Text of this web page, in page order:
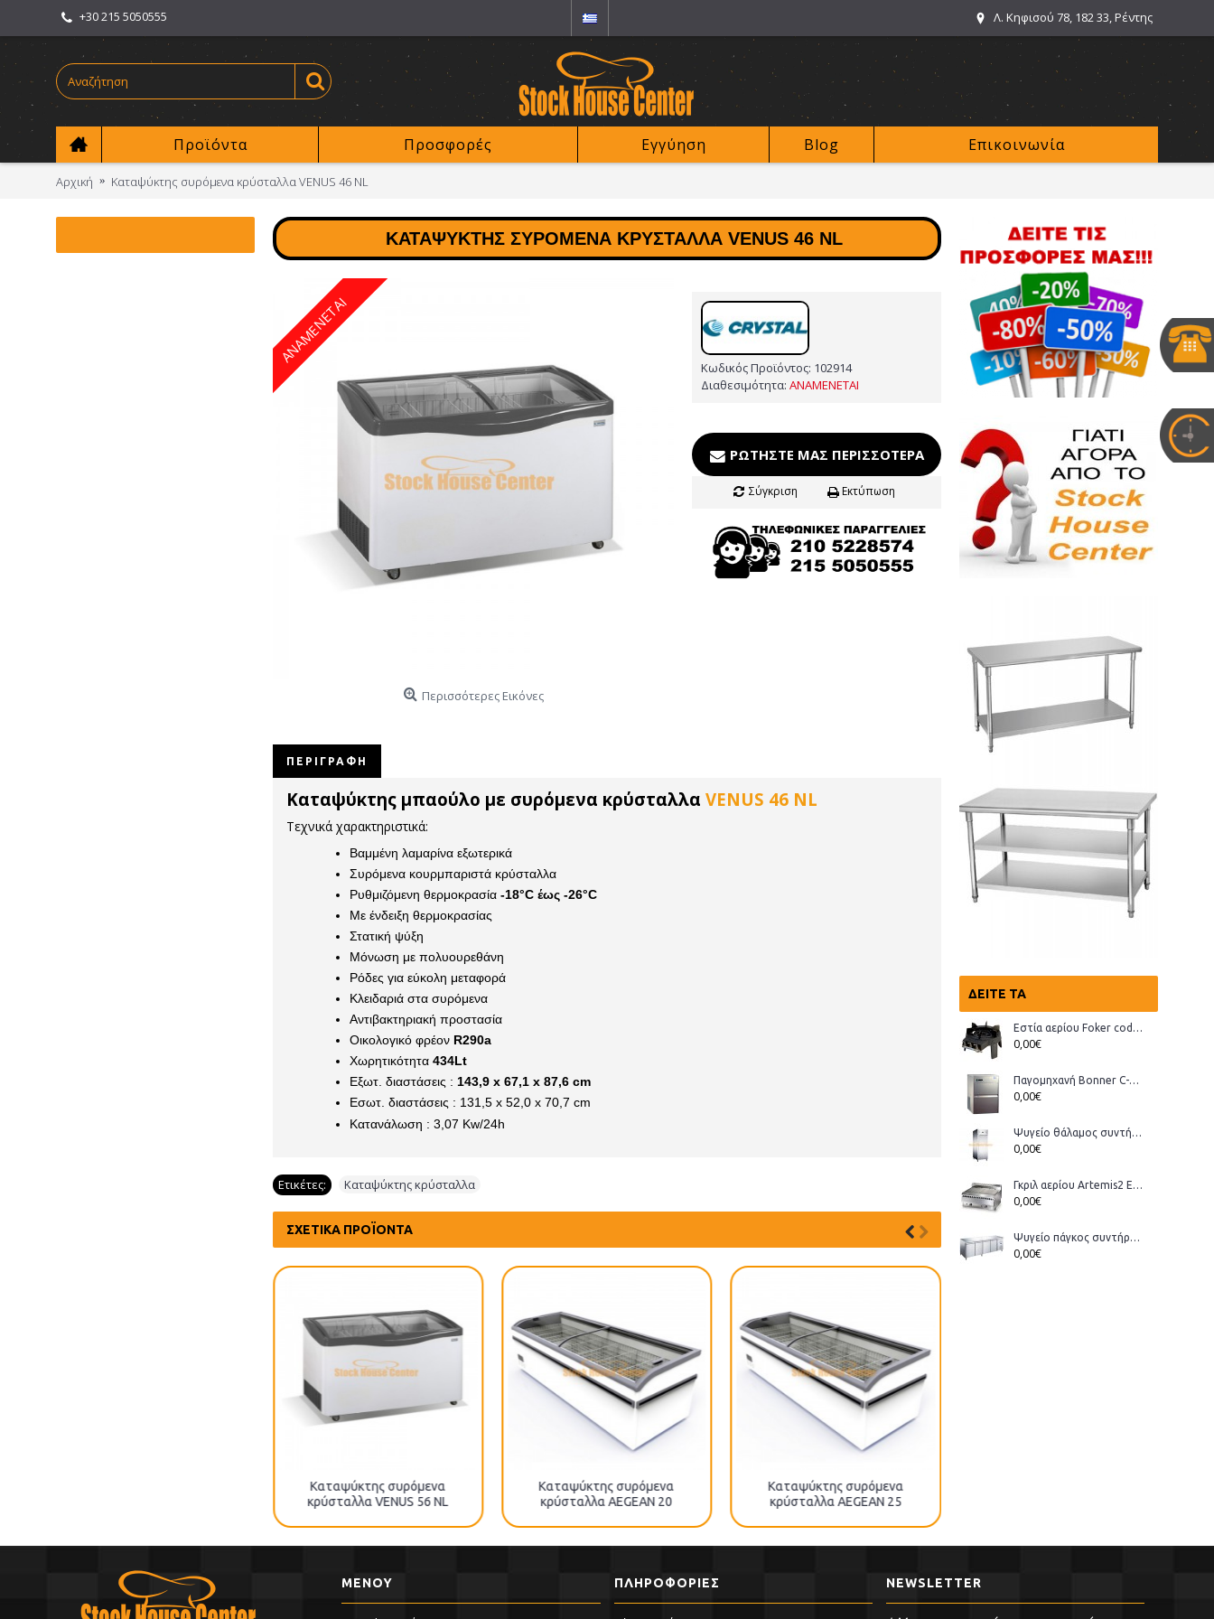
+30 215 5050555 Λ. Κηφισού 78, 182 33, Ρέντης
Προϊόντα Προσφορές Εγγύηση Blog Επικοινωνία
Αρχική Καταψύκτης συρόμενα κρύσταλλα VENUS 46 NL
ΔΕΊΤΕ ΤΑ
Εστία αερίου Foker cod.03200 Wok
0,00€
Παγομηχανή Bonner C-70, Ανάδευσης (παγάκι με τρύπα)
0,00€
Ψυγείο θάλαμος συντήρηση Bonner GMT-70
0,00€
Γκριλ αερίου Artemis2 ECO
0,00€
Ψυγείο πάγκος συντήρηση Bonner GM-400 διάστ.223x70x86cm
0,00€
ΚΑΤΑΨΎΚΤΗΣ ΣΥΡΌΜΕΝΑ ΚΡΎΣΤΑΛΛΑ VENUS 46 NL
ΑΝΑΜΕΝΕΤΑΙ
Περισσότερες Εικόνες
Κωδικός Προϊόντος: 102914
Διαθεσιμότητα: ΑΝΑΜΕΝΕΤΑΙ
ΡΩΤΉΣΤΕ ΜΑΣ ΠΕΡΙΣΣΌΤΕΡΑ
Σύγκριση Εκτύπωση
ΠΕΡΙΓΡΑΦΉ
Καταψύκτης μπαούλο με συρόμενα κρύσταλλα VENUS 46 NL
Τεχνικά χαρακτηριστικά:
Βαμμένη λαμαρίνα εξωτερικά
Συρόμενα κουρμπαριστά κρύσταλλα
Ρυθμιζόμενη θερμοκρασία -18°C έως -26°C
Με ένδειξη θερμοκρασίας
Στατική ψύξη
Μόνωση με πολυουρεθάνη
Ρόδες για εύκολη μεταφορά
Κλειδαριά στα συρόμενα
Αντιβακτηριακή προστασία
Οικολογικό φρέον R290a
Χωρητικότητα 434Lt
Εξωτ. διαστάσεις : 143,9 x 67,1 x 87,6 cm
Εσωτ. διαστάσεις : 131,5 x 52,0 x 70,7 cm
Κατανάλωση : 3,07 Kw/24h
Ετικέτες: Καταψύκτης κρύσταλλα
ΣΧΕΤΙΚΆ ΠΡΟΪΌΝΤΑ
Καταψύκτης συρόμενα
κρύσταλλα VENUS 56 NL
Καταψύκτης συρόμενα
κρύσταλλα AEGEAN 20
Καταψύκτης συρόμενα
κρύσταλλα AEGEAN 25
ΜΕΝΟΥ ΠΛΗΡΟΦΟΡΊΕΣ NEWSLETTER